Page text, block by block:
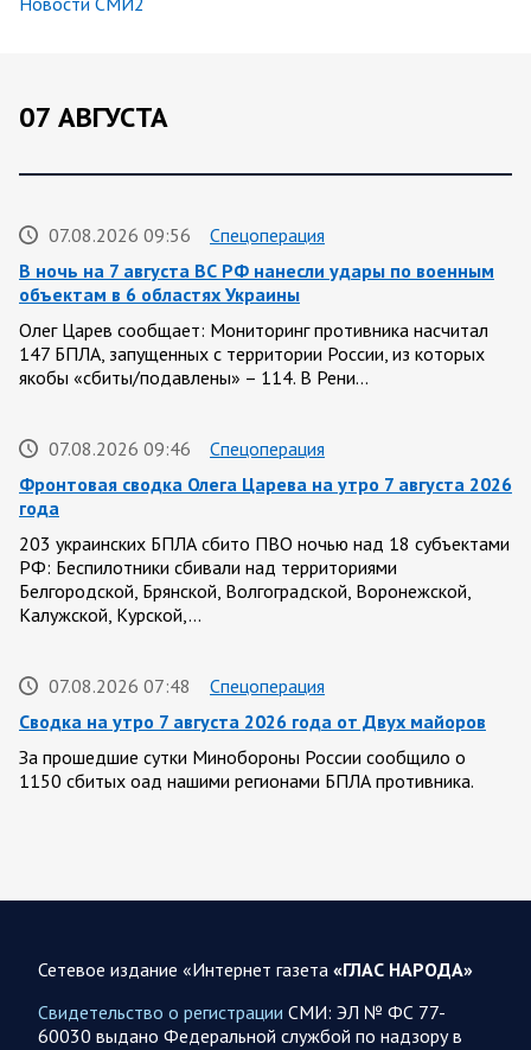
07 АВГУСТА
07.08.2026 09:56
Спецоперация
В ночь на 7 августа ВС РФ нанесли удары по военным
объектам в 6 областях Украины
Олег Царев сообщает: Мониторинг противника насчитал
147 БПЛА, запущенных с территории России, из которых
якобы «сбиты/подавлены» – 114. В Рени…
07.08.2026 09:46
Спецоперация
Фронтовая сводка Олега Царева на утро 7 августа 2026
года
203 украинских БПЛА сбито ПВО ночью над 18 субъектами
РФ: Беспилотники сбивали над территориями
Белгородской, Брянской, Волгоградской, Воронежской,
Калужской, Курской,…
07.08.2026 07:48
Спецоперация
Сводка на утро 7 августа 2026 года от Двух майоров
За прошедшие сутки Минобороны России сообщило о
1150 сбитых оад нашими регионами БПЛА противника.
За прошедшие сутки армия трусов и убийц, будучи не в
гражданское население Брянской,…
Сетевое издание «Интернет газета «ГЛАС НАРОДА»
Свидетельство о регистрации СМИ: ЭЛ № ФС 77-
60030 выдано Федеральной службой по надзору в